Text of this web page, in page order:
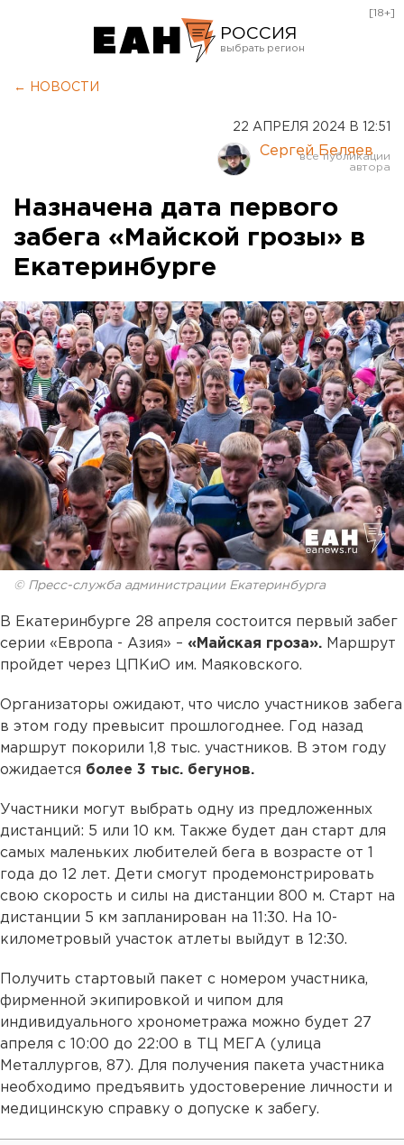
РОССИЯ
Курган
Оренбург
[18+]
← НОВОСТИ
22 АПРЕЛЯ 2024 В 12:51
Сергей Беляев
Назначена дата первого
забега «Майской грозы» в
Екатеринбурге
© Пресс-служба администрации Екатеринбурга
В Екатеринбурге 28 апреля состоится первый забег
серии «Европа - Азия» – «Майская гроза». Маршрут
пройдет через ЦПКиО им. Маяковского.
Организаторы ожидают, что число участников забега
в этом году превысит прошлогоднее. Год назад
маршрут покорили 1,8 тыс. участников. В этом году
ожидается более 3 тыс. бегунов.
Участники могут выбрать одну из предложенных
дистанций: 5 или 10 км. Также будет дан старт для
самых маленьких любителей бега в возрасте от 1
года до 12 лет. Дети смогут продемонстрировать
свою скорость и силы на дистанции 800 м. Старт на
дистанции 5 км запланирован на 11:30. На 10-
километровый участок атлеты выйдут в 12:30.
Получить стартовый пакет с номером участника,
фирменной экипировкой и чипом для
индивидуального хронометража можно будет 27
апреля с 10:00 до 22:00 в ТЦ МЕГА (улица
Металлургов, 87). Для получения пакета участника
необходимо предъявить удостоверение личности и
медицинскую справку о допуске к забегу.